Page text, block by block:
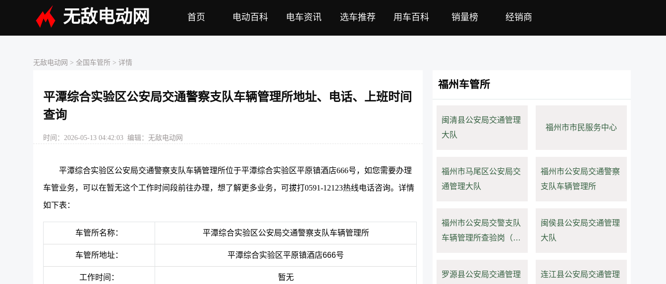
无敌电动网 首页 电动百科 电车资讯 选车推荐 用车百科 销量榜 经销商
无敌电动网 >全国车管所 > 详情
平潭综合实验区公安局交通警察支队车辆管理所地址、电话、上班时间
查询
时间：2026-05-13 04:42:03 编辑：无敌电动网
平潭综合实验区公安局交通警察支队车辆管理所位于平潭综合实验区平原镇酒店666号，如您需要办理
车管业务，可以在暂无这个工作时间段前往办理，想了解更多业务，可拔打0591-12123热线电话咨询。详情
如下表：
车管所名称： 平潭综合实验区公安局交通警察支队车辆管理所
车管所地址： 平潭综合实验区平原镇酒店666号
工作时间： 暂无
福州车管所
闽清县公安局交通管理
大队
福州市市民服务中心
福州市马尾区公安局交
通管理大队
福州市公安局交通警察
支队车辆管理所
福州市公安局交警支队
车辆管理所查验岗（连
闽侯县公安局交通管理
大队
罗源县公安局交通管理
连江县公安局交通管理